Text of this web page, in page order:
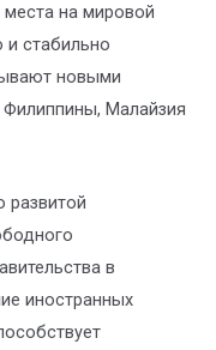
на мировой
стабильно
новыми
Филиппины, Малайзия
развитой
в
иностранных